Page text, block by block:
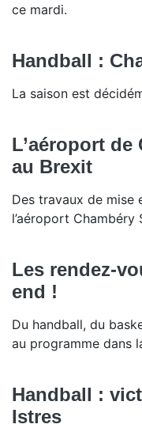
ce mardi.
Handball :
La saison est
L’aéroport de
au Brexit
Des travaux de mise
l’aéroport Chambéry
Les rendez-
end !
Du handball, du
au programme dans
Handball :
Istres